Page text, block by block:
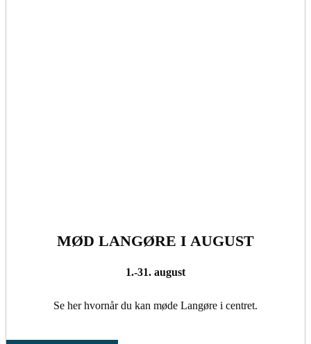
MØD LANGØRE I AUGUST
1.-31. august
Se her hvornår du kan møde Langøre i centret.